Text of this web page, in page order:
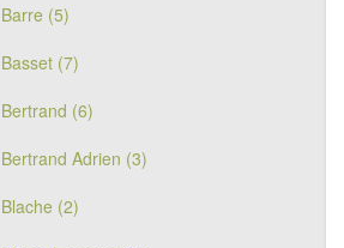
Barre (5)
Basset (7)
Bertrand (6)
Bertrand Adrien (3)
Blache (2)